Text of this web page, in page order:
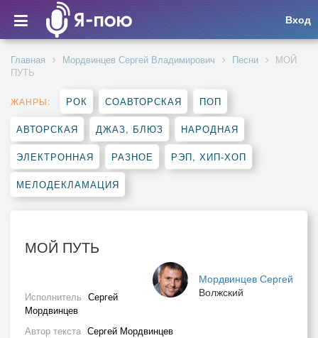
Вход
Главная Мордвинцев Сергей Владимирович Песни
МОЙ
ПУТЬ
ЖАНРЫ: РОК СОАВТОРСКАЯ ПОП
АВТОРСКАЯ ДЖАЗ, БЛЮЗ НАРОДНАЯ
ЭЛЕКТРОННАЯ РАЗНОЕ РЭП, ХИП-ХОП
МЕЛОДЕКЛАМАЦИЯ
МОЙ ПУТЬ
Мордвинцев Сергей
Волжский
Исполнитель Сергей
Мордвинцев
Автор текста Сергей Мордвинцев